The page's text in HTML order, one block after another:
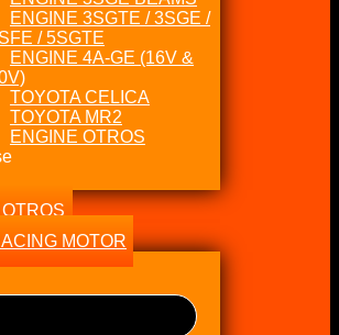
ENGINE 3SGTE / 3SGE /
/ 5SGTE
ENGINE 4A-GE (16V &
TOYOTA CELICA
TOYOTA MR2
ENGINE OTROS
MOTOR